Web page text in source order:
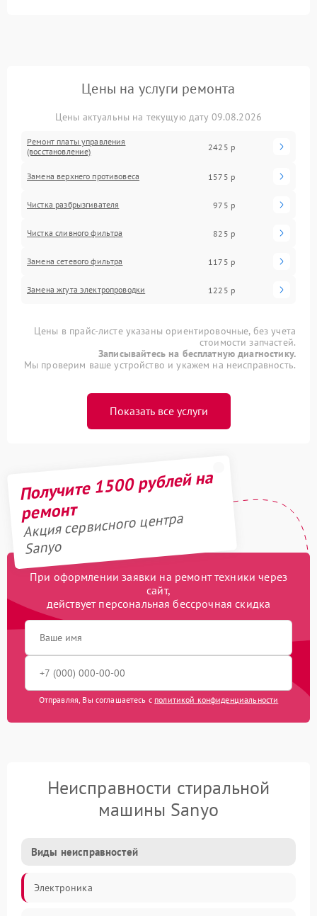
Цены на услуги ремонта
Цены актуальны на текущую дату 09.08.2026
Ремонт платы управления
(восстановление)
2425 р
Замена верхнего противовеса 1575 р
Чистка разбрызгивателя 975 р
Чистка сливного фильтра 825 р
Замена сетевого фильтра 1175 р
Замена жгута электропроводки 1225 р
Цены в прайс-листе указаны ориентировочные, без учета
стоимости запчастей.
Записывайтесь на бесплатную диагностику.
Мы проверим ваше устройство и укажем на неисправность.
Показать все услуги
Получите 1500 рублей на
ремонт
Акция сервисного центра
Sanyo
При оформлении заявки на ремонт техники через
сайт,
действует персональная бессрочная скидка
Отправляя, Вы соглашаетесь с политикой конфиденциальности
Неисправности стиральной
машины Sanyo
Виды неисправностей
Электроника